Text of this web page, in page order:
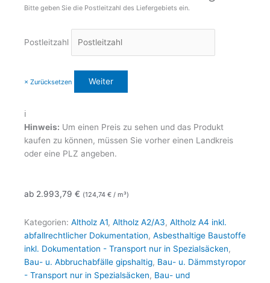
Bitte geben Sie die Postleitzahl des Liefergebiets ein.
Postleitzahl
× Zurücksetzen
ℹ️
Hinweis: Um einen Preis zu sehen und das Produkt
kaufen zu können, müssen Sie vorher einen Landkreis
oder eine PLZ angeben.
ab 2.993,79 € (124,74 € / m³)
Kategorien: Altholz A1, Altholz A2/A3, Altholz A4 inkl.
abfallrechtlicher Dokumentation, Asbesthaltige Baustoffe
inkl. Dokumentation - Transport nur in Spezialsäcken,
Bau- u. Abbruchabfälle gipshaltig, Bau- u. Dämmstyropor
- Transport nur in Spezialsäcken, Bau- und